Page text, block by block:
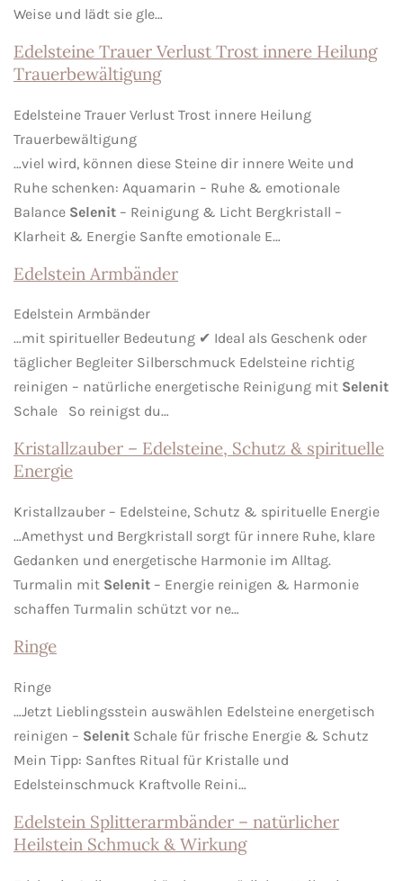
Weise und lädt sie gle…
Edelsteine Trauer Verlust Trost innere Heilung
Trauerbewältigung
Edelsteine Trauer Verlust Trost innere Heilung
Trauerbewältigung
…viel wird, können diese Steine dir innere Weite und
Ruhe schenken: Aquamarin – Ruhe & emotionale
Balance Selenit – Reinigung & Licht Bergkristall –
Klarheit & Energie Sanfte emotionale E…
Edelstein Armbänder
Edelstein Armbänder
…mit spiritueller Bedeutung ✔ Ideal als Geschenk oder
täglicher Begleiter Silberschmuck Edelsteine richtig
reinigen – natürliche energetische Reinigung mit Selenit
Schale So reinigst du…
Kristallzauber – Edelsteine, Schutz & spirituelle
Energie
Kristallzauber – Edelsteine, Schutz & spirituelle Energie
…Amethyst und Bergkristall sorgt für innere Ruhe, klare
Gedanken und energetische Harmonie im Alltag.
Turmalin mit Selenit – Energie reinigen & Harmonie
schaffen Turmalin schützt vor ne…
Ringe
Ringe
…Jetzt Lieblingsstein auswählen Edelsteine energetisch
reinigen – Selenit Schale für frische Energie & Schutz
Mein Tipp: Sanftes Ritual für Kristalle und
Edelsteinschmuck Kraftvolle Reini…
Edelstein Splitterarmbänder – natürlicher
Heilstein Schmuck & Wirkung